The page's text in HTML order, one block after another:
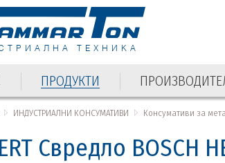
ТЕХНИКА
ПРОДУКТИ
ПРОДУКТИ
ИНДУСТРИАЛНИ КОНСУМАТИВИ Консумативи за
Свредло BOSCH